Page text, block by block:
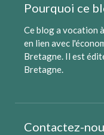
Pourquoi ce
Ce blog a vocation
en lien avec
Bretagne. Il est
Bretagne.
Contactez-